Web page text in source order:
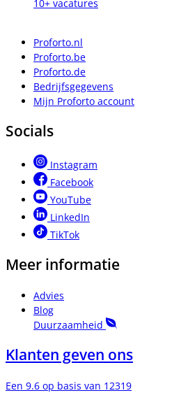
10+ vacatures
Proforto.nl
Proforto.be
Proforto.de
Bedrijfsgegevens
Mijn Proforto account
Socials
Instagram
Facebook
YouTube
LinkedIn
TikTok
Meer informatie
Advies
Blog
Duurzaamheid
Klanten geven ons
Een 9.6 op basis van 12319